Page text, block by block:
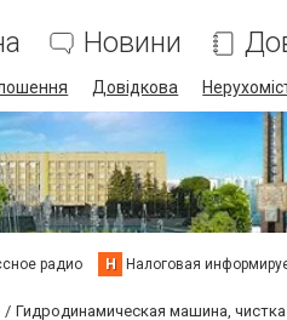
Новини
Довідкова
радио Н Налоговая
Гидродинамическая машина,